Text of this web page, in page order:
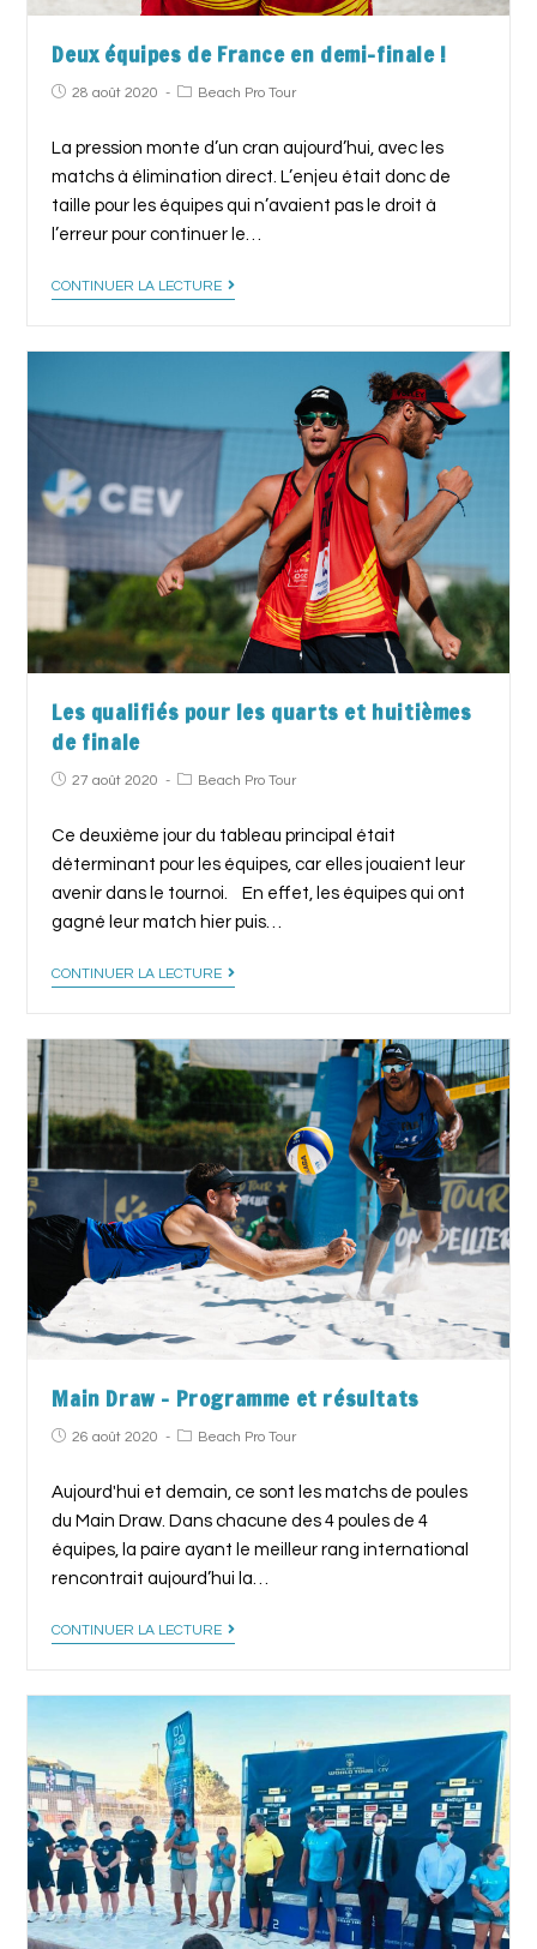
Deux équipes de France en demi-finale !
28 août 2020 Beach Pro Tour
La pression monte d’un cran aujourd’hui, avec les
matchs à élimination direct. L’enjeu était donc de
taille pour les équipes qui n’avaient pas le droit à
l’erreur pour continuer le…
CONTINUER LA LECTURE
Les qualifiés pour les quarts et huitièmes
de finale
27 août 2020 Beach Pro Tour
Ce deuxième jour du tableau principal était
déterminant pour les équipes, car elles jouaient leur
avenir dans le tournoi. En effet, les équipes qui ont
gagné leur match hier puis…
CONTINUER LA LECTURE
Main Draw – Programme et résultats
26 août 2020 Beach Pro Tour
Aujourd'hui et demain, ce sont les matchs de poules
du Main Draw. Dans chacune des 4 poules de 4
équipes, la paire ayant le meilleur rang international
rencontrait aujourd’hui la…
CONTINUER LA LECTURE